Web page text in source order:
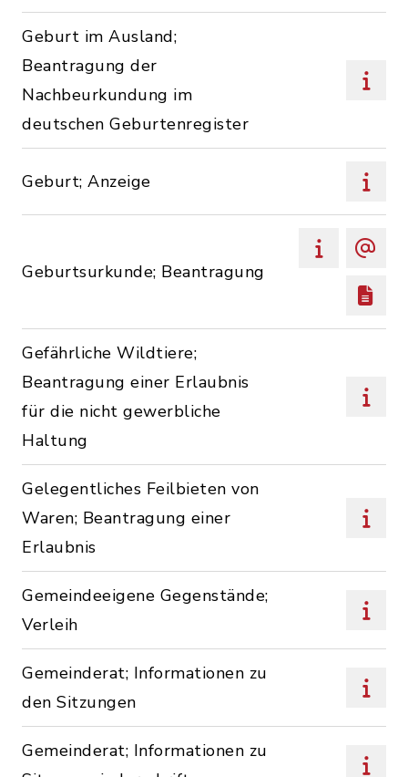
Geburt im Ausland;
Beantragung der
Nachbeurkundung im
deutschen Geburtenregister
Geburt; Anzeige
Geburtsurkunde; Beantragung
Gefährliche Wildtiere;
Beantragung einer Erlaubnis
für die nicht gewerbliche
Haltung
Gelegentliches Feilbieten von
Waren; Beantragung einer
Erlaubnis
Gemeindeeigene Gegenstände;
Verleih
Gemeinderat; Informationen zu
den Sitzungen
Gemeinderat; Informationen zu